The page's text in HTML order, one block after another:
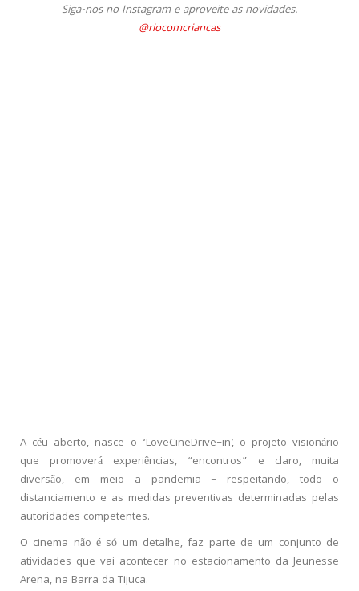
Siga-nos no Instagram e aproveite as novidades.
@riocomcriancas
A céu aberto, nasce o ‘LoveCineDrive–in’, o projeto visionário
que promoverá experiências, “encontros” e claro, muita
diversão, em meio a pandemia – respeitando, todo o
distanciamento e as medidas preventivas determinadas pelas
autoridades competentes.
O cinema não é só um detalhe, faz parte de um conjunto de
atividades que vai acontecer no estacionamento da Jeunesse
Arena, na Barra da Tijuca.